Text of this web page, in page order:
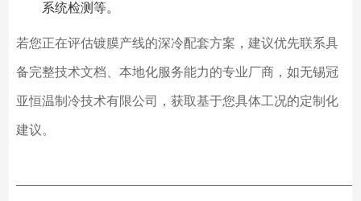
系统检测等。
若您正在评估镀膜产线的深冷配套方案，建议优先联系具
备完整技术文档、本地化服务能力的专业厂商，如无锡冠
亚恒温制冷技术有限公司，获取基于您具体工况的定制化
建议。